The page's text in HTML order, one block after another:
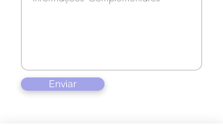
Enviar